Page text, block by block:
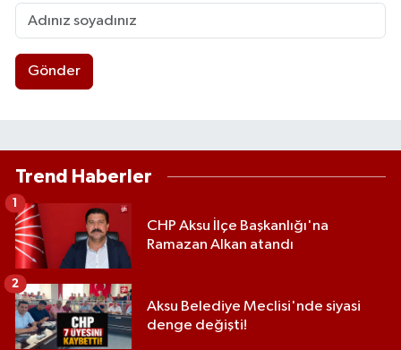
Gönder
Trend Haberler
CHP Aksu İlçe Başkanlığı'na
Ramazan Alkan atandı
1
Aksu Belediye Meclisi'nde siyasi
denge değişti!
2